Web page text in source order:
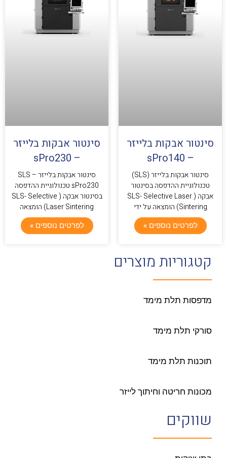
קטגוריות מוצרים
מדפסות תלת מימד
סורקי תלת מימד
תוכנות תלת מימד
מכונות חריטה וחיתוך לייזר
שווקים
סינטור אבקות בלייזר
– sPro140
סינטור אבקות בלייזר (SLS)
טכנולוגיית ההדפסה בסינטור
אבקה ( SLS- Selective Laser
Sintering) הומצאה על ידי
לפרטים נוספים »
סינטור אבקות בלייזר
– sPro230
סינטור אבקות בלייזר SLS –
sPro230 טכנולוגיית ההדפסה
בסינטור אבקה ( SLS- Selective
Laser Sintering) הומצאה
לפרטים נוספים »